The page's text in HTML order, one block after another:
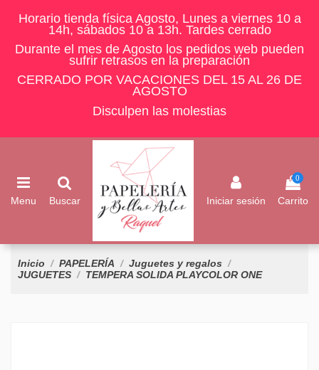
Horario tienda física Agosto, Lunes a viernes 10 a
14h, sábados 10 a 13h. Tardes cerrado
Durante el mes de Agosto los pedidos web pueden
sufrir retrasos en la preparación
CERRADO POR VACACIONES DEL 15 AL 26 DE
AGOSTO
Disculpen las molestias
Menu Buscar Iniciar sesión
0
Carrito
Inicio PAPELERÍA
Juguetes y regalos
JUGUETES
TEMPERA SOLIDA PLAYCOLOR ONE